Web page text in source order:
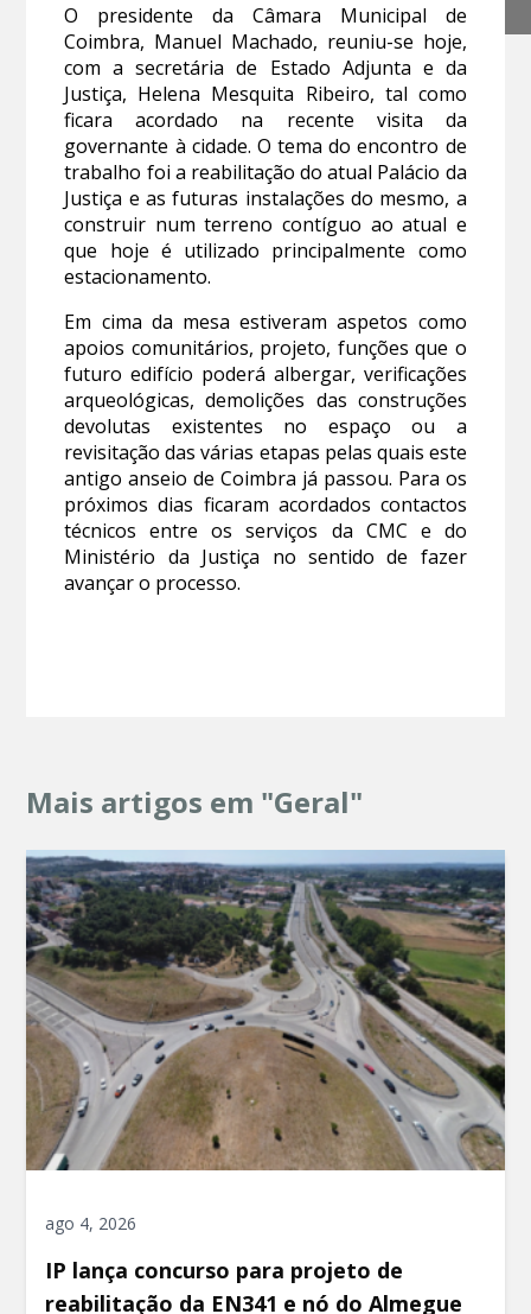
O presidente da Câmara Municipal de
Coimbra, Manuel Machado, reuniu-se hoje,
com a secretária de Estado Adjunta e da
Justiça, Helena Mesquita Ribeiro, tal como
ficara acordado na recente visita da
governante à cidade. O tema do encontro de
trabalho foi a reabilitação do atual Palácio da
Justiça e as futuras instalações do mesmo, a
construir num terreno contíguo ao atual e
que hoje é utilizado principalmente como
estacionamento.
Em cima da mesa estiveram aspetos como
apoios comunitários, projeto, funções que o
futuro edifício poderá albergar, verificações
arqueológicas, demolições das construções
devolutas existentes no espaço ou a
revisitação das várias etapas pelas quais este
antigo anseio de Coimbra já passou. Para os
próximos dias ficaram acordados contactos
técnicos entre os serviços da CMC e do
Ministério da Justiça no sentido de fazer
avançar o processo.
Mais artigos em "Geral"
ago 4, 2026
IP lança concurso para projeto de
reabilitação da EN341 e nó do Almegue